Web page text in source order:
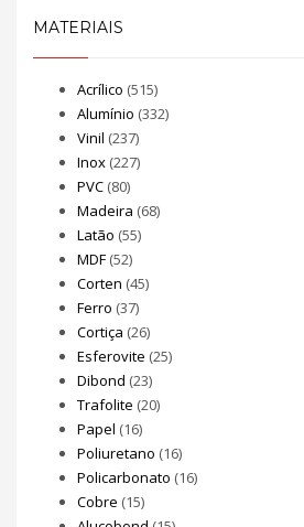
MATERIAIS
Acrílico (515)
Alumínio (332)
Vinil (237)
Inox (227)
PVC (80)
Madeira (68)
Latão (55)
MDF (52)
Corten (45)
Ferro (37)
Cortiça (26)
Esferovite (25)
Dibond (23)
Trafolite (20)
Papel (16)
Poliuretano (16)
Policarbonato (16)
Cobre (15)